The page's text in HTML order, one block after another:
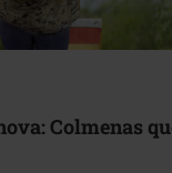
Colmenas